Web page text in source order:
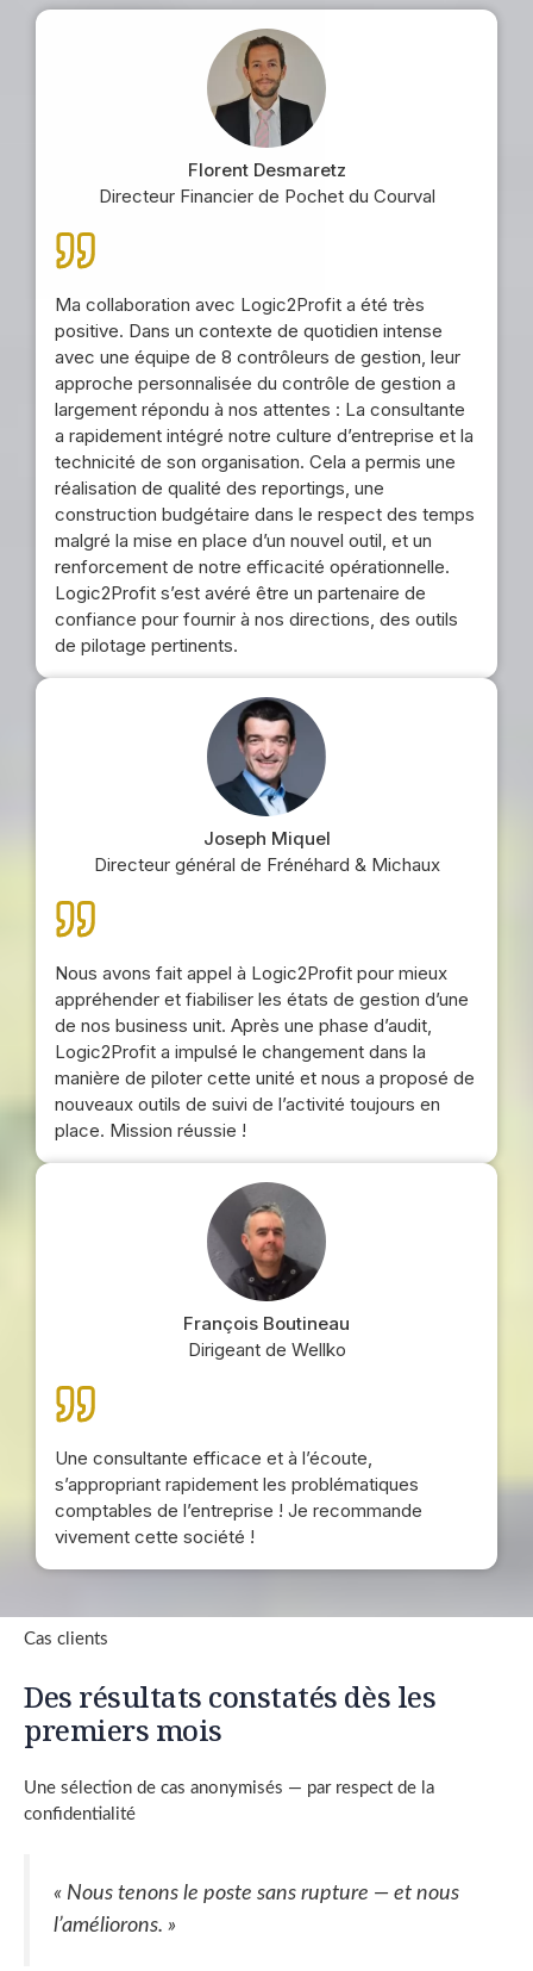
Florent Desmaretz
Directeur Financier de Pochet du Courval
Ma collaboration avec Logic2Profit a été très
positive. Dans un contexte de quotidien intense
avec une équipe de 8 contrôleurs de gestion, leur
approche personnalisée du contrôle de gestion a
largement répondu à nos attentes : La consultante
a rapidement intégré notre culture d’entreprise et la
technicité de son organisation. Cela a permis une
réalisation de qualité des reportings, une
construction budgétaire dans le respect des temps
malgré la mise en place d’un nouvel outil, et un
renforcement de notre efficacité opérationnelle.
Logic2Profit s’est avéré être un partenaire de
confiance pour fournir à nos directions, des outils
de pilotage pertinents.
Joseph Miquel
Directeur général de Frénéhard & Michaux
Nous avons fait appel à Logic2Profit pour mieux
appréhender et fiabiliser les états de gestion d’une
de nos business unit. Après une phase d’audit,
Logic2Profit a impulsé le changement dans la
manière de piloter cette unité et nous a proposé de
nouveaux outils de suivi de l’activité toujours en
place. Mission réussie !
François Boutineau
Dirigeant de Wellko
Une consultante efficace et à l’écoute,
s’appropriant rapidement les problématiques
comptables de l’entreprise ! Je recommande
vivement cette société !
Cas clients
Des résultats constatés dès les
premiers mois
Une sélection de cas anonymisés — par respect de la
confidentialité
« Nous tenons le poste sans rupture — et nous
l’améliorons. »